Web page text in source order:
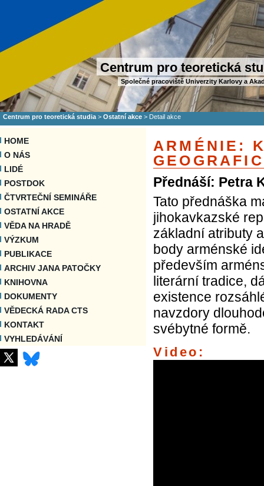
Centrum pro teoretická
Společné pracoviště Univerzity Karlovy a
Centrum pro teoretická studia > Ostatní akce > Detail akce
HOME
O NÁS
LIDÉ
POSTDOK
ČTVRTEČNÍ SEMINÁŘE
OSTATNÍ AKCE
VĚDA NA HRADĚ
VÝZKUM
PUBLIKACE
ARCHIV JANA PATOČKY
KNIHOVNA
DOKUMENTY
VĚDECKÁ RADA CTS
KONTAKT
VYHLEDÁVÁNÍ
ARMÉNIE:
Přednáší: Petra
Tato přednáška
jihokavkazské
základní atributy
body arménské
především
literární tradice,
existence
navzdory
svébytné formě.
Video: